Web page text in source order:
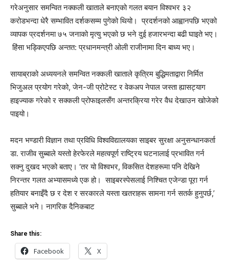
गरेअनुसार समन्वित नक्कली खाताले बनाएको गलत बयान विश्वभर ३२
करोडभन्दा धेरै सम्भावित दर्शकसम्म पुगेको थियो। प्रदर्शनको आह्वानपछि भएको
व्यापक प्रदर्शनमा ७५ जनाको मृत्यु भएको छ भने दुई हजारभन्दा बढी घाइते भए।
हिंसा भड्किएपछि अन्तत: प्रधानमन्त्री ओली राजीनामा दिन बाध्य भए।
सायाब्राको अध्ययनले समन्वित नक्कली खाताले कृत्रिम बुद्धिमताद्वारा निर्मित
भिजुअल प्रयोग गरेको, जेन-जी प्रोटेस्ट र वेकअप नेपाल जस्ता ह्यासट्याग
हाइज्याक गरेको र सक्कली प्रोफाइलसँग अन्तरक्रिया गरेर वैध देखाउन खोजेको
पाइयो।
मदन भण्डारी विज्ञान तथा प्रविधि विश्वविद्यालयका साइबर सुरक्षा अनुसन्धानकर्ता
डा. राजीव सुब्बाले यस्तो हेरफेरले महत्वपूर्ण राष्ट्रिय घटनालाई प्रभावित गर्न
सक्नु दुखद भएको बताए। ‘तर यो विश्वभर, विकसित देशहरूमा पनि देखिने
निरन्तर गलत अभ्यासमध्ये एक हो। साइबरस्पेसलाई निश्चित एजेन्डा पूरा गर्न
हतियार बनाइँदै छ र देश र सरकारले यस्ता खतराहरू सामना गर्न सतर्क हुनुपर्छ,’
सुब्बाले भने। नागरिक दैनिकबाट
Share this:
Facebook X